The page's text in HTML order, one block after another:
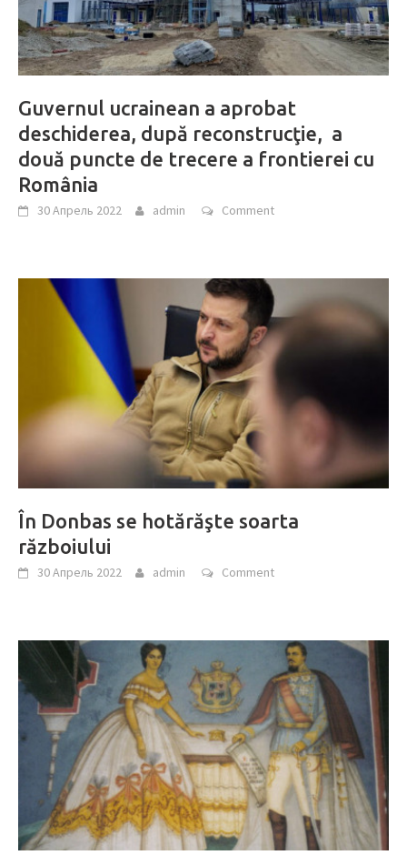
Guvernul ucrainean a aprobat
deschiderea, după reconstrucţie, a
două puncte de trecere a frontierei cu
România
30 Апрель 2022 admin Comment
În Donbas se hotărăşte soarta
războiului
30 Апрель 2022 admin Comment